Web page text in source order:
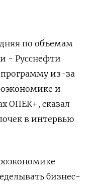
по объемам
- Русснефти
из-за
и
ОПЕК+, сказал
в интервью
бизнес-